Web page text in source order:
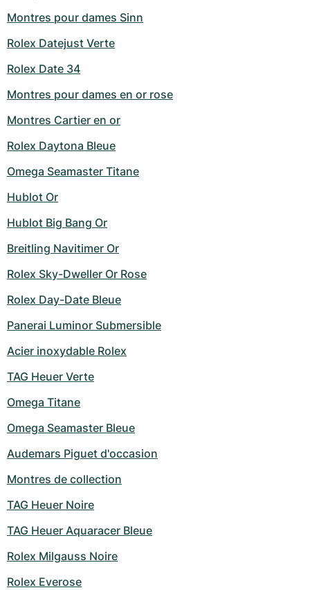
Montres pour dames Sinn
Rolex Datejust Verte
Rolex Date 34
Montres pour dames en or rose
Montres Cartier en or
Rolex Daytona Bleue
Omega Seamaster Titane
Hublot Or
Hublot Big Bang Or
Breitling Navitimer Or
Rolex Sky-Dweller Or Rose
Rolex Day-Date Bleue
Panerai Luminor Submersible
Acier inoxydable Rolex
TAG Heuer Verte
Omega Titane
Omega Seamaster Bleue
Audemars Piguet d'occasion
Montres de collection
TAG Heuer Noire
TAG Heuer Aquaracer Bleue
Rolex Milgauss Noire
Rolex Everose